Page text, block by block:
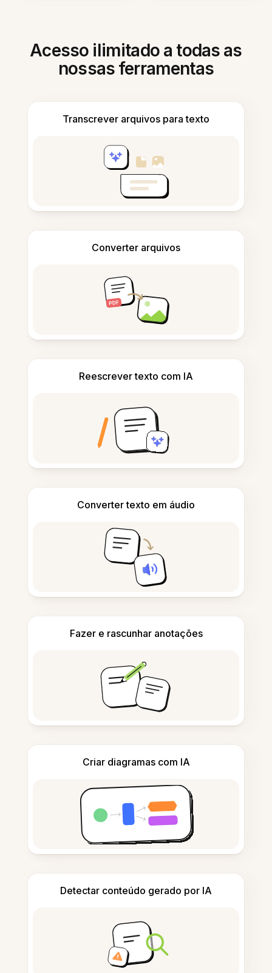
Acesso ilimitado a todas as
nossas ferramentas
Transcrever arquivos para texto
Converter arquivos
Reescrever texto com IA
Converter texto em áudio
Fazer e rascunhar anotações
Criar diagramas com IA
Detectar conteúdo gerado por IA